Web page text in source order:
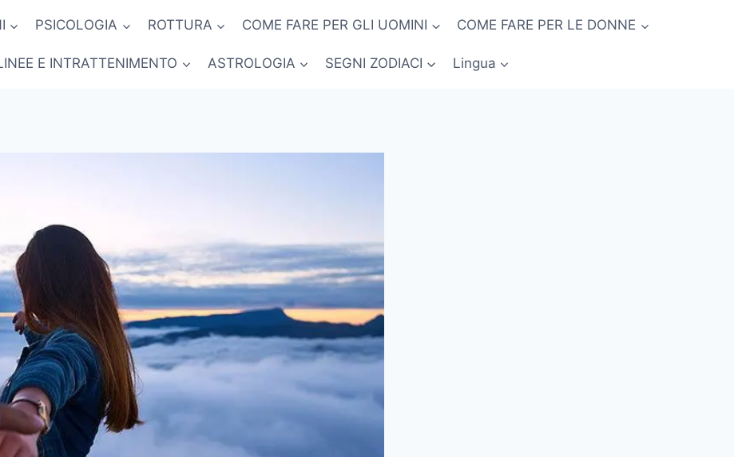
PSICOLOGIA ROTTURA COME FARE PER GLI UOMINI COME FARE PER LE DONNE
E INTRATTENIMENTO ASTROLOGIA SEGNI ZODIACI Lingua